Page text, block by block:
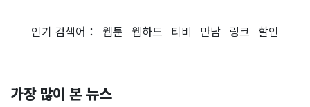
인기 검색어： 웹툰 웹하드 티비 만남 링크 할인
가장 많이 본 뉴스